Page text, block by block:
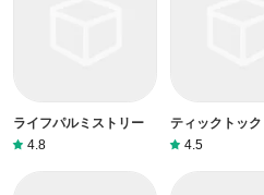
ライフパルミストリー
4.8
ティックトック
4.5